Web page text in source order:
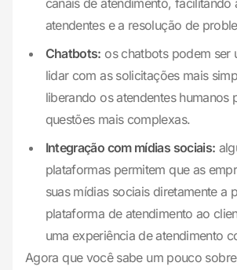
canais de atendimento, facilitando
atendentes e a resolução de
Chatbots: os chatbots podem ser
lidar com as solicitações mais
liberando os atendentes humanos
questões mais complexas.
Integração com mídias sociais:
plataformas permitem que as
suas mídias sociais diretamente a
plataforma de atendimento ao
uma experiência de atendimento
Agora que você sabe um pouco